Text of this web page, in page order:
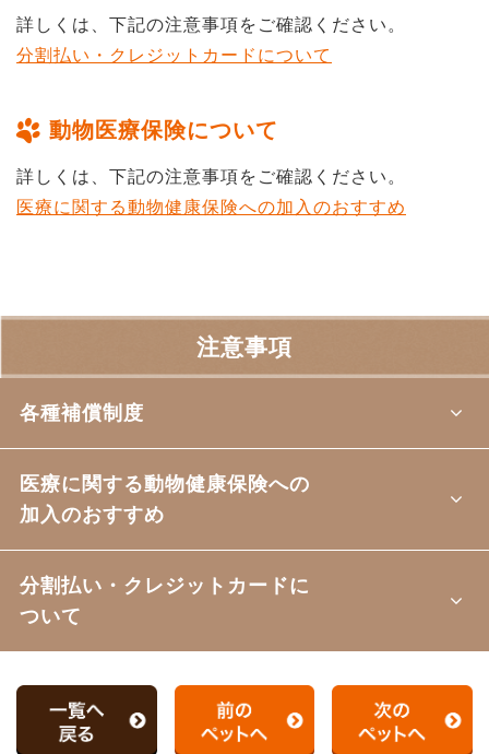
詳しくは、下記の注意事項をご確認ください。
分割払い・クレジットカードについて
動物医療保険について
詳しくは、下記の注意事項をご確認ください。
医療に関する動物健康保険への加入のおすすめ
注意事項
各種補償制度
医療に関する動物健康保険への
加入のおすすめ
分割払い・クレジットカードに
ついて